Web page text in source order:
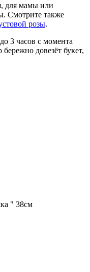
для мамы или
Смотрите также
розы.
3 часов с момента
довезёт букет,
" 38см